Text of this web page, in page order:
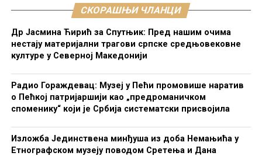
СКОРАШЊИ ЧЛАНЦИ
Др Јасмина Ћирић за Спутњик: Пред нашим очима
нестају материјални трагови српске средњовековне
културе у Северној Македонији
Радио Гораждевац: Музеј у Пећи промовише наратив
о Пећкој патријаршији као „предроманичком
споменику“ који је Србија систематски присвојила
Изложба Јединствена минђуша из доба Немањића у
Етнографском музеју поводом Сретења и Дана